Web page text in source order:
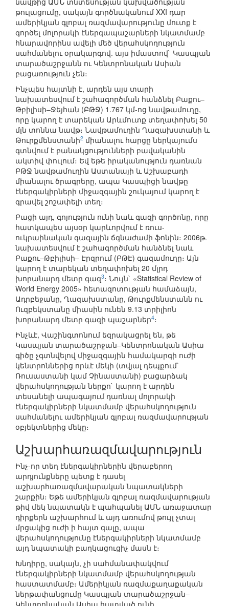
թուլացումը, սակայն գործնականում XXI դար
ամերիկյան գլոբալ ռազմավարությունը մուտք է
գործել մոլորակի էներգապաշարների նկատմամբ
հնարավորինս ավելի մեծ վերահսկողություն
սահմանելու օրակարգով. այս իմաստով` Կասպյան
տարածաշրջանն ու Կենտրոնական Ասիան
բացառություն չեն։
Ինչպես հայտնի է, արդեն այս տարի
նախատեսվում է շահագործման հանձնել Բաքու–
Թբիլիսի–Ջեյհան (ԲԹՋ) 1.767 կմ-ոց նավթամուղը,
որը կարող է տարեկան Արևմուտք տեղափոխել 50
մլն տոննա նավթ։ Նավթամուղին Ղազախստանի և
Թուրքմենստանի2 միանալու հարցը ներկայումս
գտնվում է բանակցությունների բավականին
ակտիվ փուլում։ Եվ եթե իրականություն դառնան
ԲԹՋ նավթամուղին Աստանայի և Աշխաբադի
միանալու ծրագրերը, ապա Կասպիցի նավթը
էներգակիրների միջազգային շուկայում կարող է
գրավել շոշափելի տեղ։
Բացի այդ, գոյություն ունի նաև գազի գործոնը, որը
հատկապես այսօր կարևորվում է ռուս-
ուկրաինական գազային ճգնաժամի ֆոնին։ 2006թ.
նախատեսվում է շահագործման հանձնել նաև
Բաքու–Թբիլիսի– Էրզրում (ԲԹԷ) գազամուղը։ Այն
կարող է տարեկան տեղափոխել 20 մլրդ
խորանարդ մետր գազ3։ Նույն` «Statistical Review of
World Energy 2005» հետազոտության համաձայն,
Ադրբեջանը, Ղազախստանը, Թուրքմենստանն ու
Ուզբեկստանը միասին ունեն 9.13 տրիլիոն
խորանարդ մետր գազի պաշարներ4։
Ինչևէ, Վաշինգտոնում եզրակացրել են, թե
Կասպյան տարածաշրջան–Կենտրոնական Ասիա
գիծը չգտնվելով միջազգային համակարգի ուժի
կենտրոններից որևէ մեկի (տվյալ դեպքում`
Ռուսաստանի կամ Չինաստանի) բացարձակ
վերահսկողության ներքո` կարող է արդեն
տեսանելի ապագայում դառնալ մոլորակի
էներգակիրների նկատմամբ վերահսկողություն
սահմանելու ամերիկյան գլոբալ ռազմավարության
օբյեկտներից մեկը։
Աշխարհառազմավարություն
Ինչ-որ տեղ էներգակիրներին վերաբերող
արդյունքները պետք է դասել
աշխարհառազմավարական նպատակների
շարքին։ Եթե ամերիկյան գլոբալ ռազմավարության
թիվ մեկ նպատակն է պահպանել ԱՄՆ առաջատար
դիրքերն աշխարհում և այդ առումով թույլ չտալ
մրցակից ուժի ի հայտ գալը, ապա
վերահսկողությունը էներգակիրների նկատմամբ
այդ նպատակի բաղկացուցիչ մասն է։
Խնդիրը, սակայն, չի սահմանափակվում
էներգակիրների նկատմամբ վերահսկողության
հաստատմամբ։ Ամերիկյան ռազմաքաղաքական
ներթափանցումը Կասպյան տարածաշրջան–